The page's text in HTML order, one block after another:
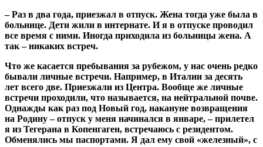
– Раз в два года, приезжал в отпуск. Жена тогда уже была в
больнице. Дети жили в интернате. И я в отпуске проводил
все время с ними. Иногда приходила из больницы жена. А
так – никаких встреч.
Что же касается пребывания за рубежом, у нас очень редко
бывали личные встречи. Например, в Италии за десять
лет всего две. Приезжали из Центра. Вообще же личные
встречи проходили, что называется, на нейтральной почве.
Однажды как раз под Новый год, накануне возвращения
на Родину – отпуск у меня начинался в январе, – прилетел
я из Тегерана в Копенгаген, встречаюсь с резидентом.
Обменялись мы паспортами. Я дал ему свой «железный», с